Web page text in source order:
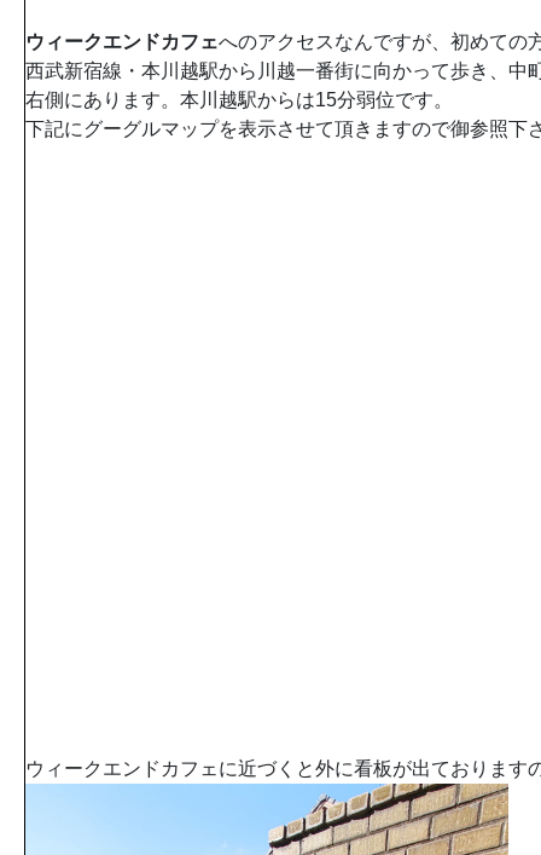
ウィークエンドカフェへのアクセスなんですが、初めての
西武新宿線・本川越駅から川越一番街に向かって歩き、中
右側にあります。本川越駅からは15分弱位です。
下記にグーグルマップを表示させて頂きますので御参照下
ウィークエンドカフェに近づくと外に看板が出ております